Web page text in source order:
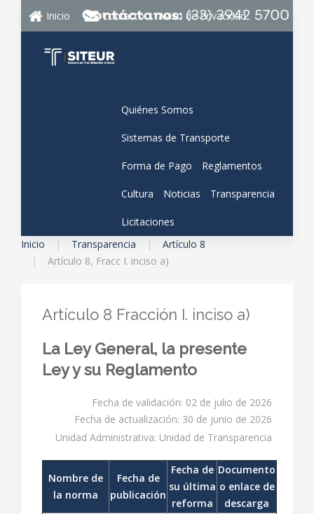
Inicio Contacto Aviso de Privacidad
Quiénes Somos
Sistemas de Transporte
Forma de Pago Reglamentos
Cultura Noticias Transparencia
Licitaciones
Inicio
Transparencia
Artículo 8
Artículo 8, Fracc I. inciso a)
Artículo 8 Fracción I. inciso a)
La Ley General, la presente
Ley y su Reglamento
Fecha de validación: 02 de julio de 2026
Fecha de actualización: 30 de junio de 2026
Unidad Administrativa: Unidad de Transparencia
Nombre de
la norma
Fecha de
publicación
Fecha de
su última
reforma
Documento
o enlace de
descarga